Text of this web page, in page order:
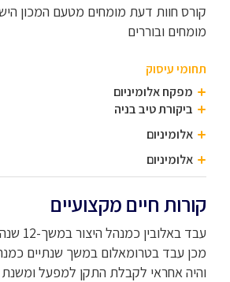
קורס חוות דעת מומחים מטעם המכון
מומחים ובוררים
תחומי עיסוק
מפקח אלומיניום
ביקורת טיב בניה
אלומיניום
אלומיניום
קורות חיים מקצועיים
עבד באלובין כמנהל היצור במשך-12 שנה לאחר
מכן עבד בטרומאלום במשך שנתיים
והיה אחראי לקבלת התקן למפעל ומשנת 1991